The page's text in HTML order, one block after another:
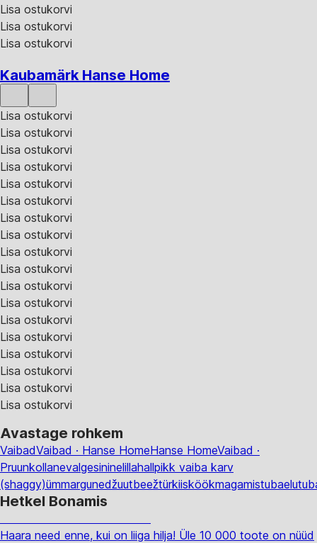
Lisa ostukorvi
Lisa ostukorvi
Lisa ostukorvi
Kaubamärk Hanse Home
Lisa ostukorvi
Lisa ostukorvi
Lisa ostukorvi
Lisa ostukorvi
Lisa ostukorvi
Lisa ostukorvi
Lisa ostukorvi
Lisa ostukorvi
Lisa ostukorvi
Lisa ostukorvi
Lisa ostukorvi
Lisa ostukorvi
Lisa ostukorvi
Lisa ostukorvi
Lisa ostukorvi
Lisa ostukorvi
Lisa ostukorvi
Lisa ostukorvi
Avastage rohkem
VaibadVaibad · Hanse HomeHanse HomeVaibad ·
Pruunkollanevalgesininelillahallpikk vaiba karv
(shaggy)ümmargunedžuutbeežtürkiisköökmagamistuba
Hetkel Bonamis
Haara need enne, kui on liiga hilja! Üle 10 000 toote on nüüd